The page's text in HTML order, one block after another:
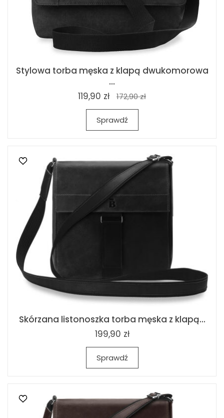
Stylowa torba męska z klapą dwukomorowa
...
119,90 zł
172,90 zł
Sprawdź
Skórzana listonoszka torba męska z klapą...
199,90 zł
Sprawdź